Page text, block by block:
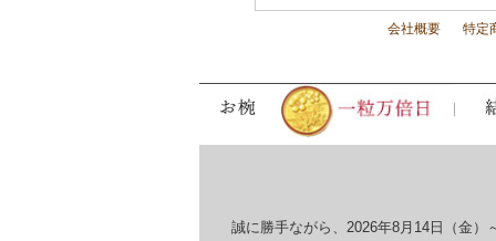
会社概要 特定
誠に勝手ながら、2026年8月14日（金）